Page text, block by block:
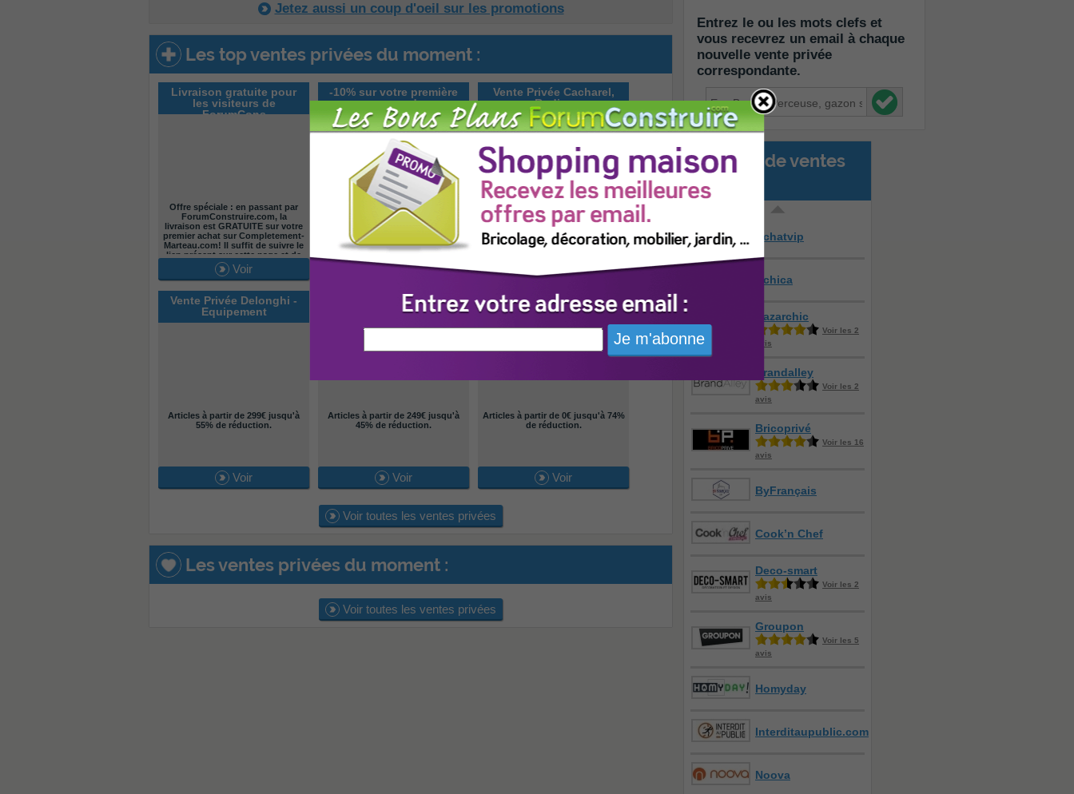
Jetez aussi un coup d'oeil sur les promotions
Les top ventes privées du moment :
Livraison gratuite pour
les visiteurs de
ForumCons
Offre spéciale : en passant par
ForumConstruire.com, la
livraison est GRATUITE sur votre
premier achat sur Completement-
Marteau.com! Il suffit de suivre le
lien présent sur cette page et de
vous inscrire. Vous serez alors
notre filleul et la livraison de votre
première commande sera gratuite
:)
Voir
-10% sur votre première
commande
Découvrez Jardindeco via
ForumConstruire.com et
bénéficiez de 10% de réduction
lors de votre premier achat.
Simple !
Voir
Vente Privée Cacharel,
Rodier,
Articles à partir de 7€ jusqu'à 90%
de réduction.
Vente Privée Delonghi -
Equipement
Articles à partir de 299€ jusqu'à
55% de réduction.
Voir
Vente Privée Samsung Tv
- Equipement
Articles à partir de 249€ jusqu'à
45% de réduction.
Voir
Vente Privée Tupperware -
Maison et d&eacut
Articles à partir de 0€ jusqu'à 74%
de réduction.
Voir
Voir toutes les ventes privées
Les ventes privées du moment :
Voir toutes les ventes privées
Entrez le ou les mots clefs et
vous recevrez un email à chaque
nouvelle vente privée
correspondante.
Sites de ventes
privées :
Achatvip
Achica
Bazarchic
Voir les 2
avis
Brandalley
Voir les 2
avis
Bricoprivé
Voir les 16
avis
ByFrançais
Cook’n Chef
Deco-smart
Voir les 2
avis
Groupon
Voir les 5
avis
Homyday
Interditaupublic.com
Noova